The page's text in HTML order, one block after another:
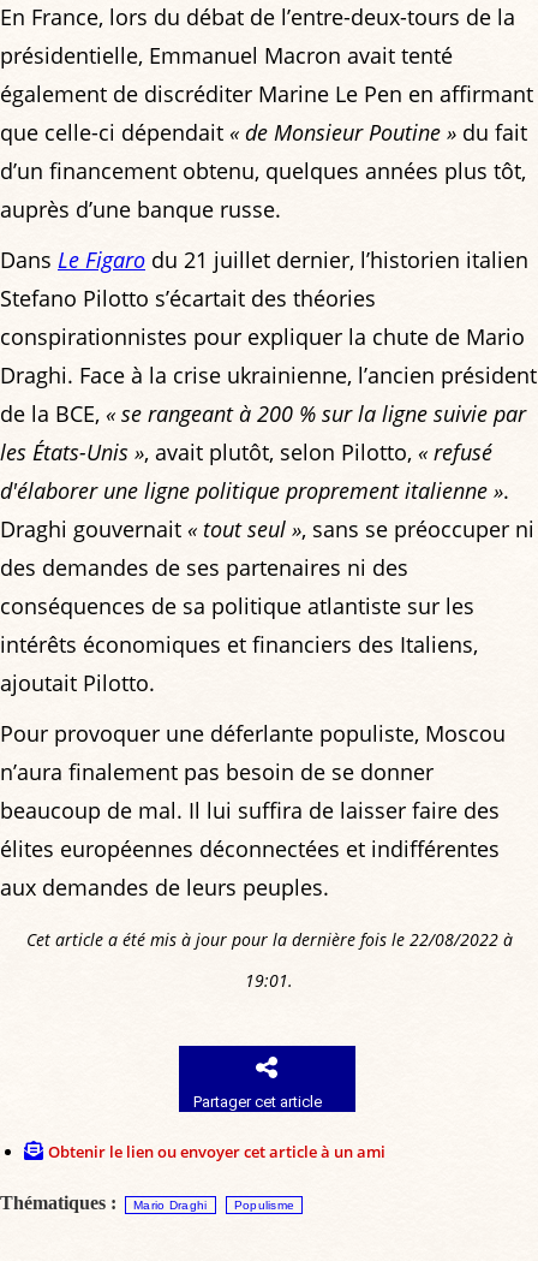
En France, lors du débat de l’entre-deux-tours de la
présidentielle, Emmanuel Macron avait tenté
également de discréditer Marine Le Pen en affirmant
que celle-ci dépendait « de Monsieur Poutine » du fait
d’un financement obtenu, quelques années plus tôt,
auprès d’une banque russe.
Dans Le Figaro du 21 juillet dernier, l’historien italien
Stefano Pilotto s’écartait des théories
conspirationnistes pour expliquer la chute de Mario
Draghi. Face à la crise ukrainienne, l’ancien président
de la BCE, « se rangeant à 200 % sur la ligne suivie par
les États-Unis », avait plutôt, selon Pilotto, « refusé
d'élaborer une ligne politique proprement italienne ».
Draghi gouvernait « tout seul », sans se préoccuper ni
des demandes de ses partenaires ni des
conséquences de sa politique atlantiste sur les
intérêts économiques et financiers des Italiens,
ajoutait Pilotto.
Pour provoquer une déferlante populiste, Moscou
n’aura finalement pas besoin de se donner
beaucoup de mal. Il lui suffira de laisser faire des
élites européennes déconnectées et indifférentes
aux demandes de leurs peuples.
Cet article a été mis à jour pour la dernière fois le 22/08/2022 à
19:01.
Partager cet article
Obtenir le lien ou envoyer cet article à un ami
Thématiques : Mario Draghi Populisme